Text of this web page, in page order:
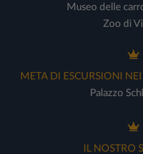
Museo delle
Zoo di
META DI ESCURSIONI
Palazzo
IL NOSTRO